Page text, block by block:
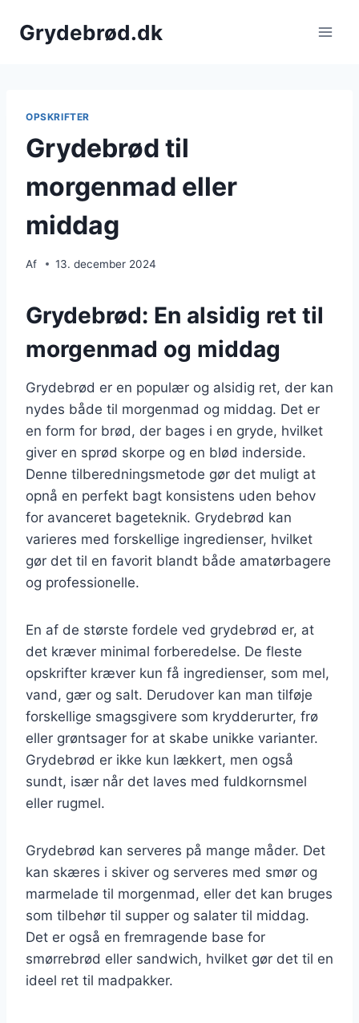
Grydebrød.dk
OPSKRIFTER
Grydebrød til
morgenmad eller
middag
Af 13. december 2024
Grydebrød: En alsidig ret til
morgenmad og middag
Grydebrød er en populær og alsidig ret, der kan
nydes både til morgenmad og middag. Det er
en form for brød, der bages i en gryde, hvilket
giver en sprød skorpe og en blød inderside.
Denne tilberedningsmetode gør det muligt at
opnå en perfekt bagt konsistens uden behov
for avanceret bageteknik. Grydebrød kan
varieres med forskellige ingredienser, hvilket
gør det til en favorit blandt både amatørbagere
og professionelle.
En af de største fordele ved grydebrød er, at
det kræver minimal forberedelse. De fleste
opskrifter kræver kun få ingredienser, som mel,
vand, gær og salt. Derudover kan man tilføje
forskellige smagsgivere som krydderurter, frø
eller grøntsager for at skabe unikke varianter.
Grydebrød er ikke kun lækkert, men også
sundt, især når det laves med fuldkornsmel
eller rugmel.
Grydebrød kan serveres på mange måder. Det
kan skæres i skiver og serveres med smør og
marmelade til morgenmad, eller det kan bruges
som tilbehør til supper og salater til middag.
Det er også en fremragende base for
smørrebrød eller sandwich, hvilket gør det til en
ideel ret til madpakker.